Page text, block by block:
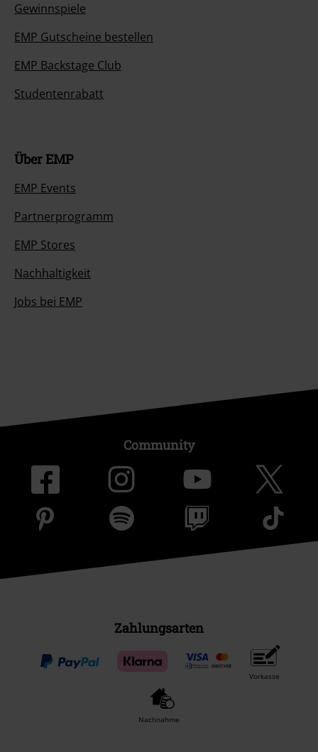
Gewinnspiele
EMP Gutscheine bestellen
EMP Backstage Club
Studentenrabatt
Über EMP
EMP Events
Partnerprogramm
EMP Stores
Nachhaltigkeit
Jobs bei EMP
Community
Zahlungsarten
Vorkasse
Nachnahme